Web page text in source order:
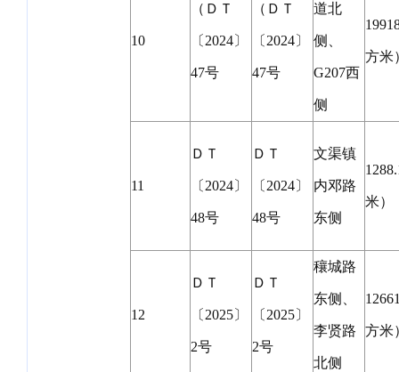
10
（ＤＴ
〔2024〕
47号
（ＤＴ
〔2024〕
47号
道北
侧、
G207西
侧
方米
11
ＤＴ
〔2024〕
48号
ＤＴ
〔2024〕
48号
文渠镇
内邓路
东侧
米）
12
ＤＴ
〔2025〕
2号
ＤＴ
〔2025〕
2号
穰城路
东侧、
李贤路
北侧
方米